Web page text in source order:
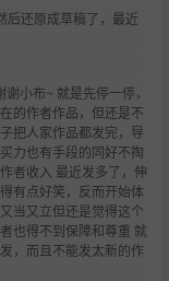
后还原成草稿了，最近
小布~ 就是先停一停，
的作者作品，但还是不
把人家作品都发完，导
力也有手段的同好不掏
者收入 最近发多了，伸
有点好笑，反而开始体
当又立但还是觉得这个
也得不到保障和尊重 就
，而且不能发太新的作